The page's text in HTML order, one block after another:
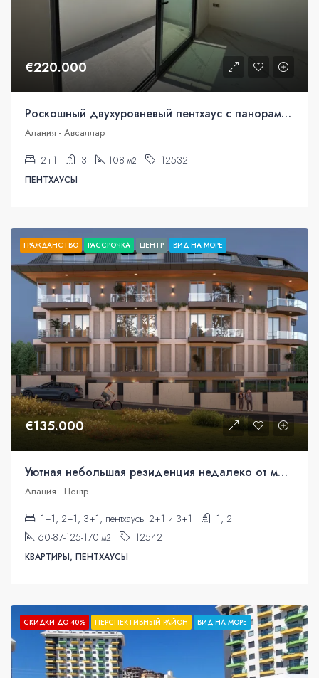
€220.000
Роскошный двухуровневый пентхаус с панорамным видом на море в Авсалларе, Аланья
Алания - Авсаллар
2+1 3 108 м2 12532
ПЕНТХАУСЫ
ГРАЖДАНСТВО РАССРОЧКА ЦЕНТР ВИД НА МОРЕ
€135.000
Уютная небольшая резиденция недалеко от моря. Квартиры в рассрочку.
Алания - Центр
1+1, 2+1, 3+1, пентхаусы 2+1 и 3+1
1, 2
60-87-125-170 м2 12542
КВАРТИРЫ, ПЕНТХАУСЫ
СКИДКИ ДО 40% ПЕРСПЕКТИВНЫЙ РАЙОН ВИД НА МОРЕ